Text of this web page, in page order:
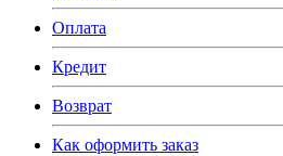
Оплата
Кредит
Возврат
Как оформить заказ